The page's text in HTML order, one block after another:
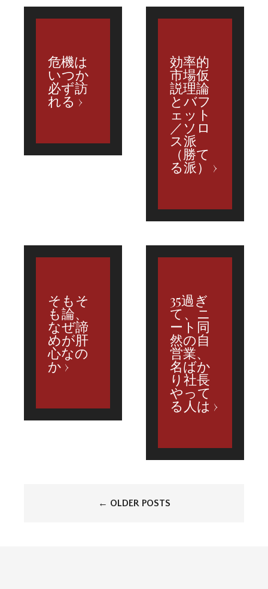
危機は
いつか
必ず訪
れる
効率的
市場仮
説理論
とバフ
ェット
／ソロ
ス派
（勝て
る派）
そもそ
も論、
なぜ諦
めが肝
心なの
か
35過ぎ
て、ニ
ート同
然の自
営業、
名ばか
り社長
やって
る人は
← OLDER POSTS